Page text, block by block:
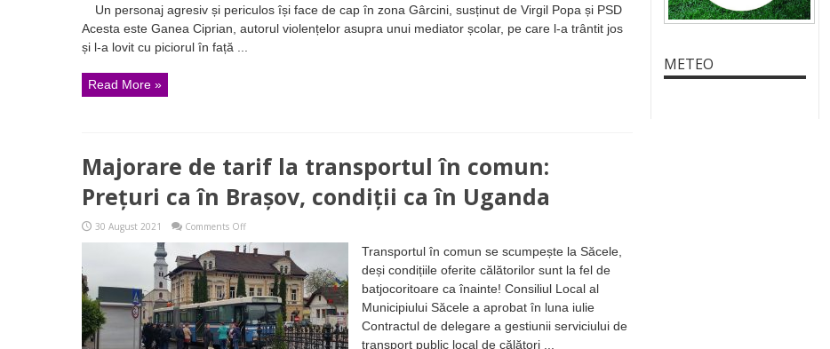
plângeri
după
școlar
la
Un personaj agresiv și periculos își face de cap în zona Gârcini, susținut de Virgil Popa și PSD
Acesta este Ganea Ciprian, autorul violențelor asupra unui mediator școlar, pe care l-a trântit jos
și l-a lovit cu piciorul în față ...
Read More »
Majorare de tarif la transportul în comun:
Prețuri ca în Brașov, condiții ca în Uganda
30 August 2021 Comments Offon
de
la
transportul
în
comun:
Prețuri
ca
Transportul în comun se scumpește la Săcele,
deși condițiile oferite călătorilor sunt la fel de
batjocoritoare ca înainte! Consiliul Local al
Municipiului Săcele a aprobat în luna iulie
Contractul de delegare a gestiunii serviciului de
transport public local de călători ...
METEO